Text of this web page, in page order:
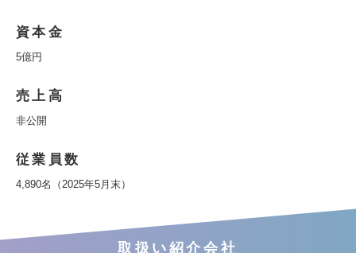
資本金
5億円
売上高
非公開
従業員数
4,890名（2025年5月末）
取扱い紹介会社